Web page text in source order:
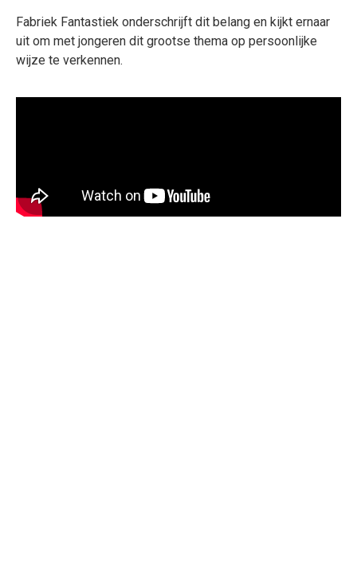
Fabriek Fantastiek onderschrijft dit belang en kijkt ernaar
uit om met jongeren dit grootse thema op persoonlijke
wijze te verkennen.